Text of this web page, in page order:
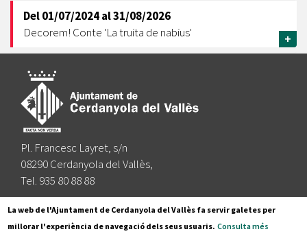
Del01/07/2024al31/08/2026
Decorem! Conte 'La truita de nabius'
+
Pl. Francesc Layret, s/n
08290 Cerdanyola del Vallès,
Tel. 935 80 88 88
Segueix-nos a:
La web de l'Ajuntament de Cerdanyola del Vallès fa servir galetes per
millorar l'experiència de navegació dels seus usuaris. Consulta més